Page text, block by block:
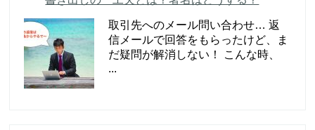
取引先へのメール問い合わせ… 返
信メールで回答をもらったけど、ま
だ疑問が解消しない！ こんな時、
...